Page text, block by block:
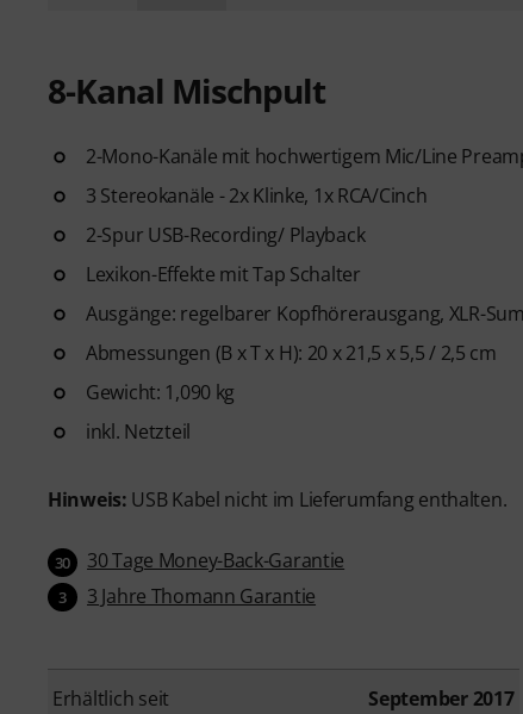
8-Kanal Mischpult
2-Mono-Kanäle mit hochwertigem Mic/Line
3 Stereokanäle - 2x Klinke, 1x RCA/Cinch
2-Spur USB-Recording/ Playback
Lexikon-Effekte mit Tap Schalter
Ausgänge: regelbarer Kopfhörerausgang, XLR-
Abmessungen (B x T x H): 20 x 21,5 x 5,5 / 2,5 cm
Gewicht: 1,090 kg
inkl. Netzteil
Hinweis: USB Kabel nicht im Lieferumfang enthalten.
30 30 Tage Money-Back-Garantie
3 3 Jahre Thomann Garantie
Erhältlich seit September 2017